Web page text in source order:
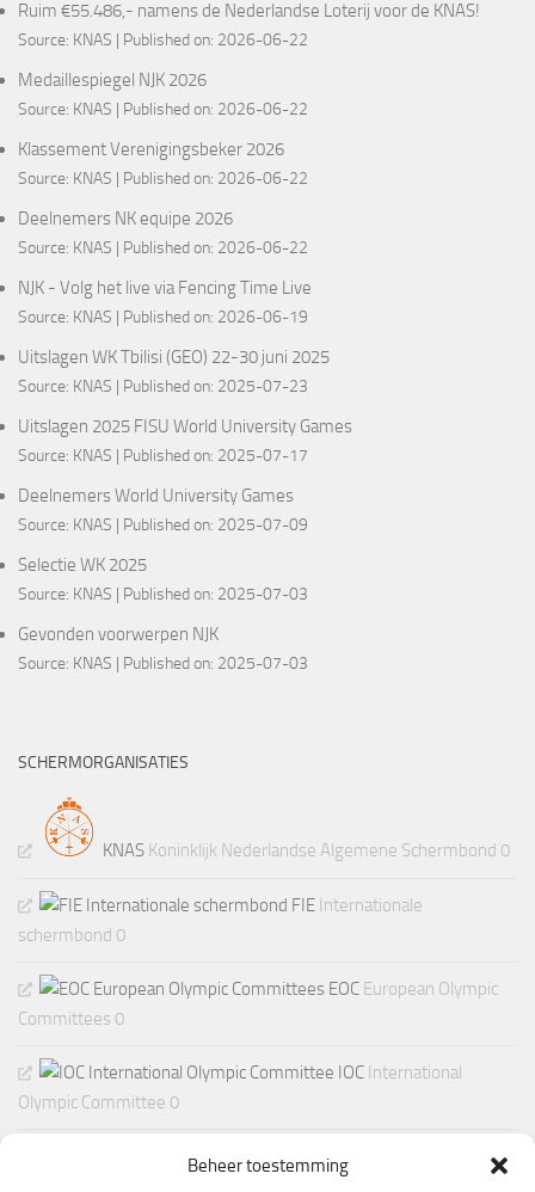
Beheer toestemming
Ruim €55.486,- namens de Nederlandse Loterij voor de KNAS!
Source: KNAS Published on: 2026-06-22
Medaillespiegel NJK 2026
Source: KNAS Published on: 2026-06-22
Klassement Verenigingsbeker 2026
Source: KNAS Published on: 2026-06-22
Deelnemers NK equipe 2026
Source: KNAS Published on: 2026-06-22
NJK - Volg het live via Fencing Time Live
Source: KNAS Published on: 2026-06-19
Uitslagen WK Tbilisi (GEO) 22-30 juni 2025
Source: KNAS Published on: 2025-07-23
Uitslagen 2025 FISU World University Games
Source: KNAS Published on: 2025-07-17
Deelnemers World University Games
Source: KNAS Published on: 2025-07-09
Selectie WK 2025
Source: KNAS Published on: 2025-07-03
Gevonden voorwerpen NJK
Source: KNAS Published on: 2025-07-03
SCHERMORGANISATIES
KNAS Koninklijk Nederlandse Algemene Schermbond 0
FIE Internationale
schermbond 0
EOC European Olympic
Committees 0
IOC International
Olympic Committee 0